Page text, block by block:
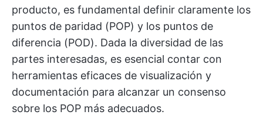
producto, es fundamental definir claramente los
puntos de paridad (POP) y los puntos de
diferencia (POD). Dada la diversidad de las
partes interesadas, es esencial contar con
herramientas eficaces de visualización y
documentación para alcanzar un consenso
sobre los POP más adecuados.